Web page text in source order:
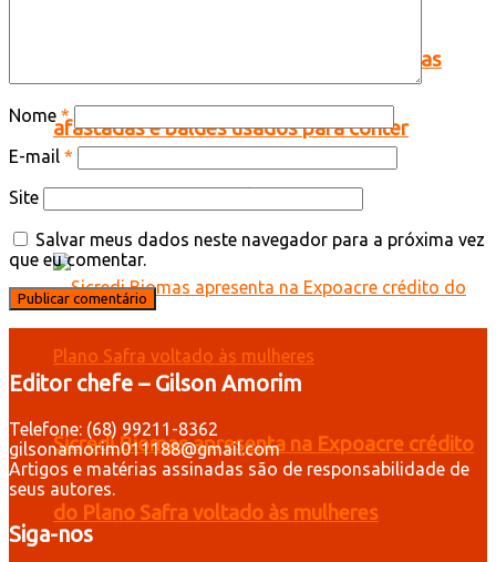
água caindo do teto, pacientes com camas
afastadas e baldes usados para conter
Sicredi Biomas apresenta na Expoacre crédito
do Plano Safra voltado às mulheres
Nome *
E-mail *
Site
Salvar meus dados neste navegador para a próxima vez
que eu comentar.
Editor chefe – Gilson Amorim
Telefone: (68) 99211-8362
gilsonamorim011188@gmail.com
Artigos e matérias assinadas são de responsabilidade de
seus autores.
Siga-nos